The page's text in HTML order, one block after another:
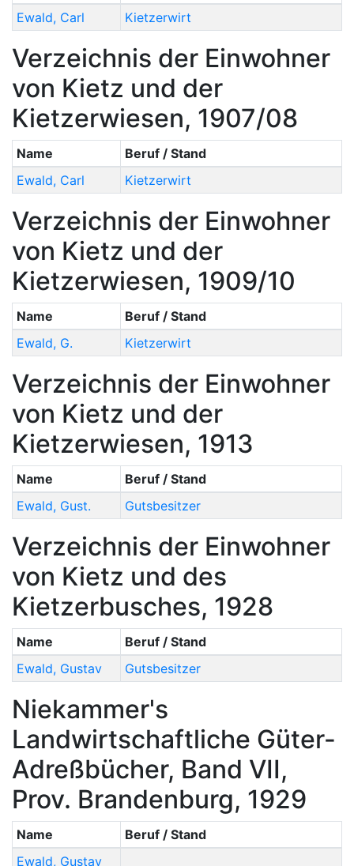
Ewald, Carl Kietzerwirt
Verzeichnis der Einwohner
von Kietz und der
Kietzerwiesen, 1907/08
Name
Beruf / Stand
Ewald, Carl Kietzerwirt
Verzeichnis der Einwohner
von Kietz und der
Kietzerwiesen, 1909/10
Name
Beruf / Stand
Ewald, G. Kietzerwirt
Verzeichnis der Einwohner
von Kietz und der
Kietzerwiesen, 1913
Name
Beruf / Stand
Ewald, Gust. Gutsbesitzer
Verzeichnis der Einwohner
von Kietz und des
Kietzerbusches, 1928
Name
Beruf / Stand
Ewald, Gustav Gutsbesitzer
Niekammer's
Landwirtschaftliche Güter-
Adreßbücher, Band VII,
Prov. Brandenburg, 1929
Name
Beruf / Stand
Ewald, Gustav